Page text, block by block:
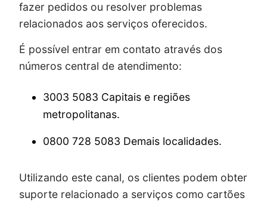
fazer pedidos ou resolver problemas
relacionados aos serviços oferecidos.
É possível entrar em contato através dos
números central de atendimento:
3003 5083 Capitais e regiões
metropolitanas.
0800 728 5083 Demais localidades.
Utilizando este canal, os clientes podem obter
suporte relacionado a serviços como cartões